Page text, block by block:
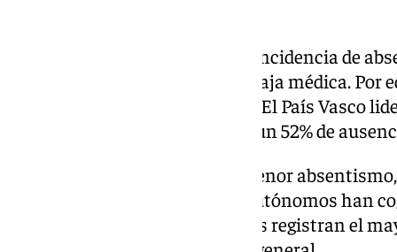
Las mujeres presentan mayor incidencia de
en el último año y un 28% con baja médica. Por
registra el porcentaje más alto. El País Vasco
comunidades autónomas, con un 52% de
Los autónomos muestran el menor
formales: solo 15 de cada 100 autónomos han
extremo opuesto, los cuidadores registran el